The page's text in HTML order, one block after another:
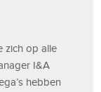
zich op alle
I&A
hebben